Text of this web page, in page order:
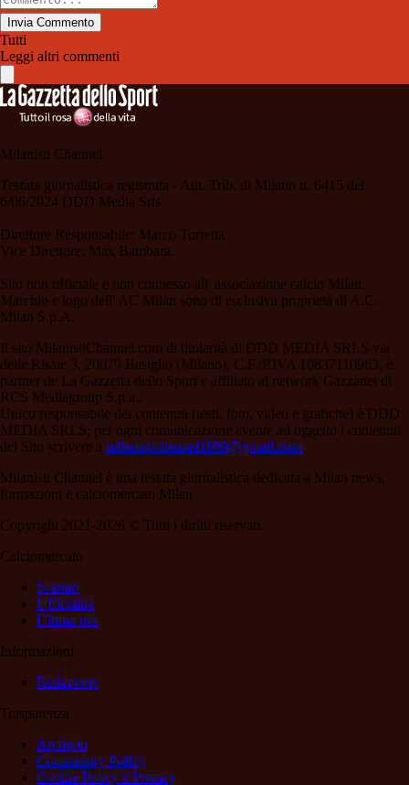
Invia Commento
Tutti
Leggi altri commenti
Milanisti Channel
Testata giornalistica registrata - Aut. Trib. di Milano n. 6415 del
6/06/2024 DDD Media Srls
Direttore Responsabile: Marco Torretta
Vice Direttore: Max Bambara.
Sito non ufficiale e non connesso all' associazione calcio Milan.
Marchio e logo dell' AC Milan sono di esclusiva proprietà di A.C.
Milan S.p.A.
Il sito MilanistiChannel.com di titolarità di DDD MEDIA SRLS via
delle Risaie 3, 20079 Basiglio (Milano), C.F./P.IVA 10837110963, è
partner de La Gazzetta dello Sport e affiliato al network Gazzanet di
RCS Mediagroup S.p.a..
Unico responsabile dei contenuti (testi, foto, video e grafiche) è DDD
MEDIA SRLS; per ogni comunicazione avente ad oggetto i contenuti
del Sito scrivere a milanistichannel1899@gmail.com
Milanisti Channel è una testata giornalistica dedicata a Milan news,
formazioni e calciomercato Milan
Copyright 2021-2026 © Tutti i diritti riservati.
Calciomercato
Scenari
Ufficialità
Ultima ora
Informazioni
Redazione
Trasparenza
Archivio
Community Policy
Cookie Policy e Privacy